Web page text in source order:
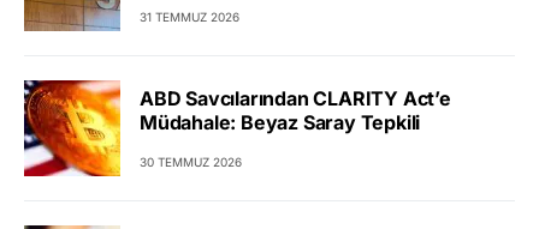
31 TEMMUZ 2026
ABD Savcılarından CLARITY Act’e
Müdahale: Beyaz Saray Tepkili
30 TEMMUZ 2026